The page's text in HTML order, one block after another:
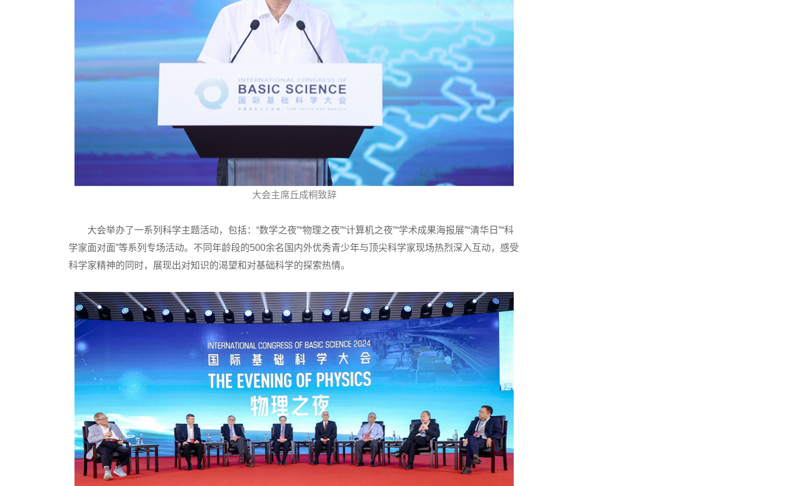
大会主席丘成桐致辞
大会举办了一系列科学主题活动，包括：“数学之夜”“物理之夜”“计算机之夜”“学术成果海报展”“清华日”“科
学家面对面”等系列专场活动。不同年龄段的500余名国内外优秀青少年与顶尖科学家现场热烈深入互动，感受
科学家精神的同时，展现出对知识的渴望和对基础科学的探索热情。